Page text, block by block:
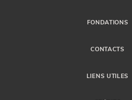
FONDATIONS
CONTACTS
LIENS UTILES